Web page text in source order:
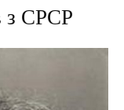
з СРСР